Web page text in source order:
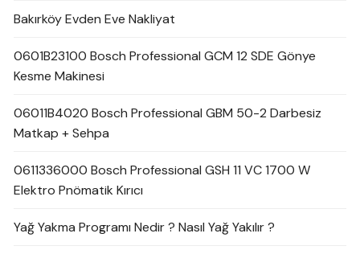
Bakırköy Evden Eve Nakliyat
0601B23100 Bosch Professional GCM 12 SDE Gönye
Kesme Makinesi
06011B4020 Bosch Professional GBM 50-2 Darbesiz
Matkap + Sehpa
0611336000 Bosch Professional GSH 11 VC 1700 W
Elektro Pnömatik Kırıcı
Yağ Yakma Programı Nedir ? Nasıl Yağ Yakılır ?